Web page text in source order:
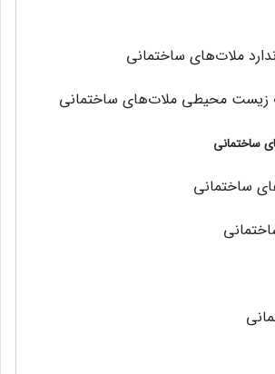
ملات‌های ساختمانی
زیست محیطی ملات‌های ساختمانی
ساختمانی
ساختماني